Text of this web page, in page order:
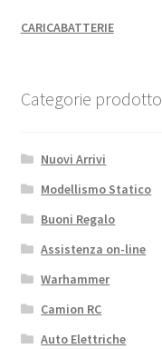
CARICABATTERIE
Categorie prodotto
Nuovi Arrivi
Modellismo Statico
Buoni Regalo
Assistenza on-line
Warhammer
Camion RC
Auto Elettriche